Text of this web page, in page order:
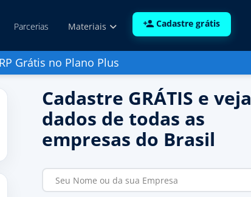
Parcerias Materiais Cadastre grátis
Grátis no Plano Plus
Cadastre GRÁTIS e veja
dados de todas as
empresas do Brasil